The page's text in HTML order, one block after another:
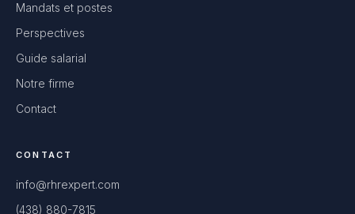
Mandats et postes
Perspectives
Guide salarial
Notre firme
Contact
CONTACT
info@rhrexpert.com
(438) 880-7815